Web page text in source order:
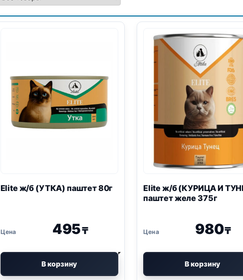
Elite ж/б (УТКА) паштет 80г
495₸
В корзину
Elite ж/б (КУРИЦА И
паштет желе 375г
980₸
В корзину